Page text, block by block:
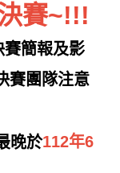
賽~!!!
賽簡報及影
賽團隊注意
晚於112年6